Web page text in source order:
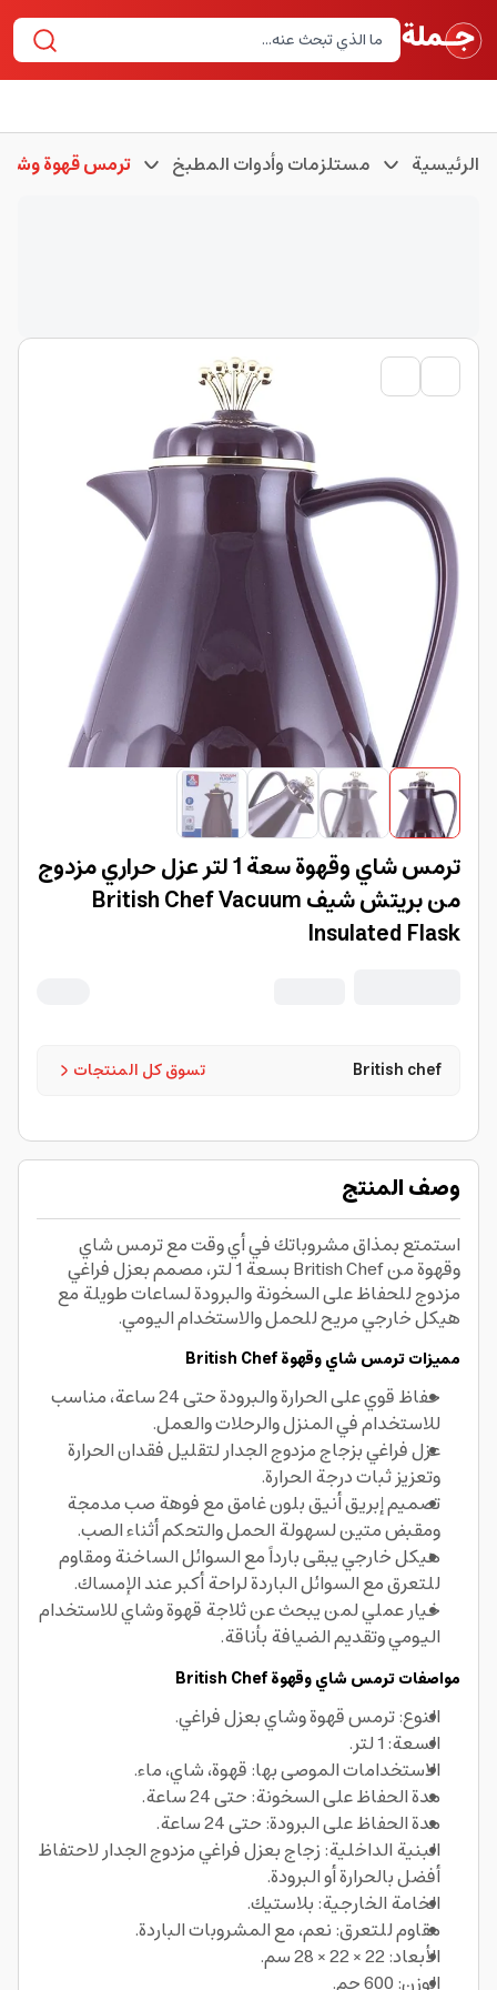
الرئيسية مستلزمات وأدوات المطبخ ترمس قهوة
ترمس شاي وقهوة سعة 1 لتر عزل حراري مزدوج
من بريتش شيف British Chef Vacuum
Insulated Flask
تسوق كل المنتجات British chef
وصف المنتج
استمتع بمذاق مشروباتك في أي وقت مع ترمس شاي
وقهوة من British Chef بسعة 1 لتر، مصمم بعزل فراغي
مزدوج للحفاظ على السخونة والبرودة لساعات طويلة مع
هيكل خارجي مريح للحمل والاستخدام اليومي.
مميزات ترمس شاي وقهوة British Chef
حفاظ قوي على الحرارة والبرودة حتى 24 ساعة، مناسب
للاستخدام في المنزل والرحلات والعمل.
عزل فراغي بزجاج مزدوج الجدار لتقليل فقدان الحرارة
وتعزيز ثبات درجة الحرارة.
تصميم إبريق أنيق بلون غامق مع فوهة صب مدمجة
ومقبض متين لسهولة الحمل والتحكم أثناء الصب.
هيكل خارجي يبقى بارداً مع السوائل الساخنة ومقاوم
للتعرق مع السوائل الباردة لراحة أكبر عند الإمساك.
خيار عملي لمن يبحث عن ثلاجة قهوة وشاي للاستخدام
اليومي وتقديم الضيافة بأناقة.
مواصفات ترمس شاي وقهوة British Chef
النوع: ترمس قهوة وشاي بعزل فراغي.
السعة: 1 لتر.
الاستخدامات الموصى بها: قهوة، شاي، ماء.
مدة الحفاظ على السخونة: حتى 24 ساعة.
مدة الحفاظ على البرودة: حتى 24 ساعة.
البنية الداخلية: زجاج بعزل فراغي مزدوج الجدار لاحتفاظ
أفضل بالحرارة أو البرودة.
الخامة الخارجية: بلاستيك.
مقاوم للتعرق: نعم، مع المشروبات الباردة.
الأبعاد: 22 × 22 × 28 سم.
الوزن: 600 جم.